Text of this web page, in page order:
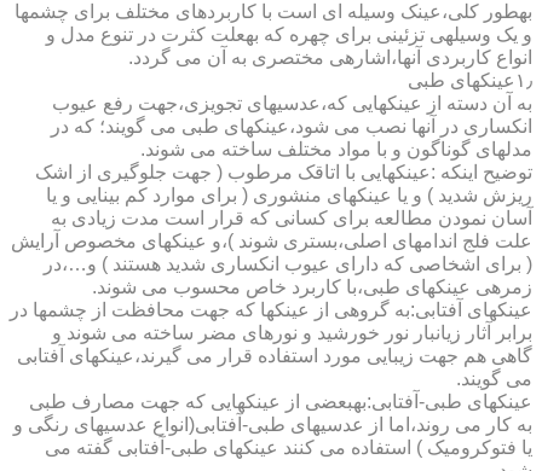
به­طور کلی،عینک وسیله ای است با کاربردهای مختلف برای چشمها
و یک وسیله­ی تزئینی برای چهره که به­علت کثرت در تنوع مدل و
انواع کاربردی آنها،اشاره­ی مختصری به آن می گردد.
۱٫عینکهای طبی
به آن دسته از عینکهایی که،عدسیهای تجویزی،جهت رفع عیوب
انکساری در آنها نصب می شود،عینکهای طبی می گویند؛ که در
مدلهای گوناگون و با مواد مختلف ساخته می شوند.
توضیح اینکه :عینکهایی با اتاقک مرطوب ( جهت جلوگیری از اشک
ریزش شدید ) و یا عینکهای منشوری ( برای موارد کم بینایی و یا
آسان نمودن مطالعه برای کسانی که قرار است مدت زیادی به
علت فلج اندامهای اصلی،بستری شوند )،و عینکهای مخصوص آرایش
( برای اشخاصی که دارای عیوب انکساری شدید هستند ) و…،در
زمره­ی عینکهای طبی،با کاربرد خاص محسوب می شوند.
عینکهای آفتابی:به گروهی از عینکها که جهت محافظت از چشمها در
برابر آثار زیانبار نور خورشید و نورهای مضر ساخته می شوند و
گاهی هم جهت زیبایی مورد استفاده قرار می گیرند،عینکهای آفتابی
می گویند.
عینکهای طبی-آفتابی:به­بعضی از عینکهایی که جهت مصارف طبی
به کار می روند،اما از عدسیهای طبی-آفتابی(انواع عدسیهای رنگی و
یا فتوکرومیک ) استفاده می کنند عینکهای طبی-آفتابی گفته می